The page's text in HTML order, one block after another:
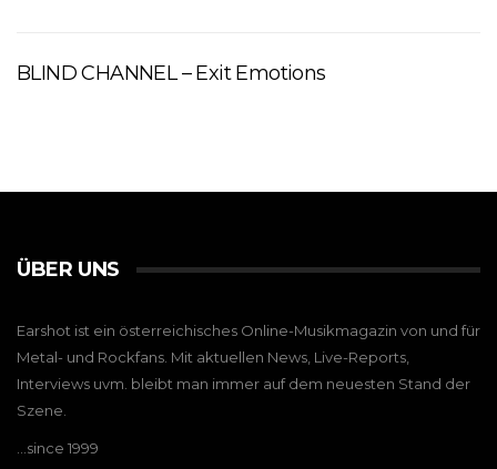
BLIND CHANNEL – Exit Emotions
ÜBER UNS
Earshot ist ein österreichisches Online-Musikmagazin von und für
Metal- und Rockfans. Mit aktuellen News, Live-Reports,
Interviews uvm. bleibt man immer auf dem neuesten Stand der
Szene.
…since 1999